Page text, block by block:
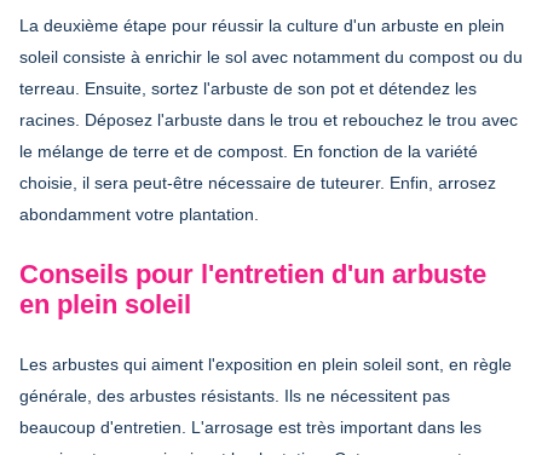
La deuxième étape pour réussir la culture d'un arbuste en plein
soleil consiste à enrichir le sol avec notamment du compost ou du
terreau. Ensuite, sortez l'arbuste de son pot et détendez les
racines. Déposez l'arbuste dans le trou et rebouchez le trou avec
le mélange de terre et de compost. En fonction de la variété
choisie, il sera peut-être nécessaire de tuteurer. Enfin, arrosez
abondamment votre plantation.
Conseils pour l'entretien d'un arbuste
en plein soleil
Les arbustes qui aiment l'exposition en plein soleil sont, en règle
générale, des arbustes résistants. Ils ne nécessitent pas
beaucoup d'entretien. L'arrosage est très important dans les